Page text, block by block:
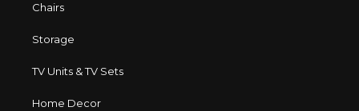
Chairs
Storage
TV Units & TV Sets
Home Decor